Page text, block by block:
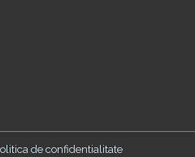
de confidentialitate